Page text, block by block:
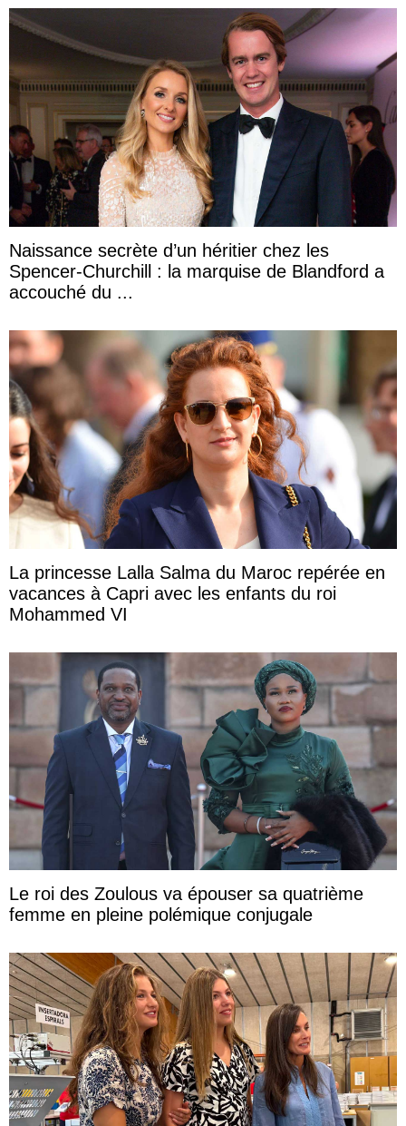
Naissance secrète d’un héritier chez les
Spencer-Churchill : la marquise de Blandford a
accouché du ...
La princesse Lalla Salma du Maroc repérée en
vacances à Capri avec les enfants du roi
Mohammed VI
Le roi des Zoulous va épouser sa quatrième
femme en pleine polémique conjugale